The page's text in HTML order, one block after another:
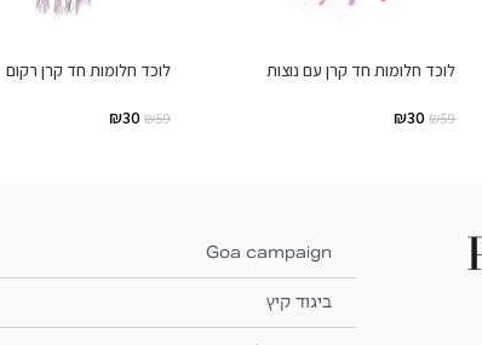
לוכד חלומות חד קרן עם נוצות
₪59
₪30
לוכד חלומות חד קרן רקום
₪59
₪30
Goa campaign
ביגוד קיץ